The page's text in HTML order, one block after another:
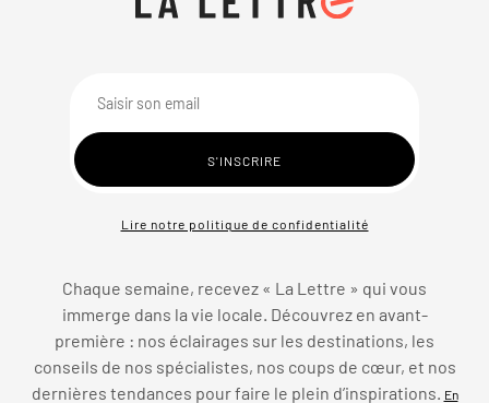
Lire notre politique de confidentialité
Chaque semaine, recevez « La Lettre » qui vous
immerge dans la vie locale. Découvrez en avant-
première : nos éclairages sur les destinations, les
conseils de nos spécialistes, nos coups de cœur, et nos
dernières tendances pour faire le plein d’inspirations. En